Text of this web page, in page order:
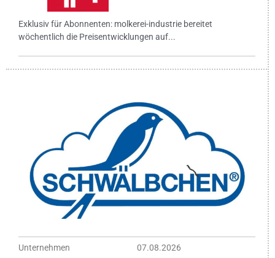
Exklusiv für Abonnenten: molkerei-industrie bereitet
wöchentlich die Preisentwicklungen auf...
Unternehmen 07.08.2026